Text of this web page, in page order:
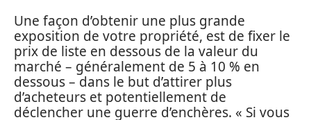
Une façon d’obtenir une plus grande
exposition de votre propriété, est de fixer le
prix de liste en dessous de la valeur du
marché – généralement de 5 à 10 % en
dessous – dans le but d’attirer plus
d’acheteurs et potentiellement de
déclencher une guerre d’enchères. « Si vous